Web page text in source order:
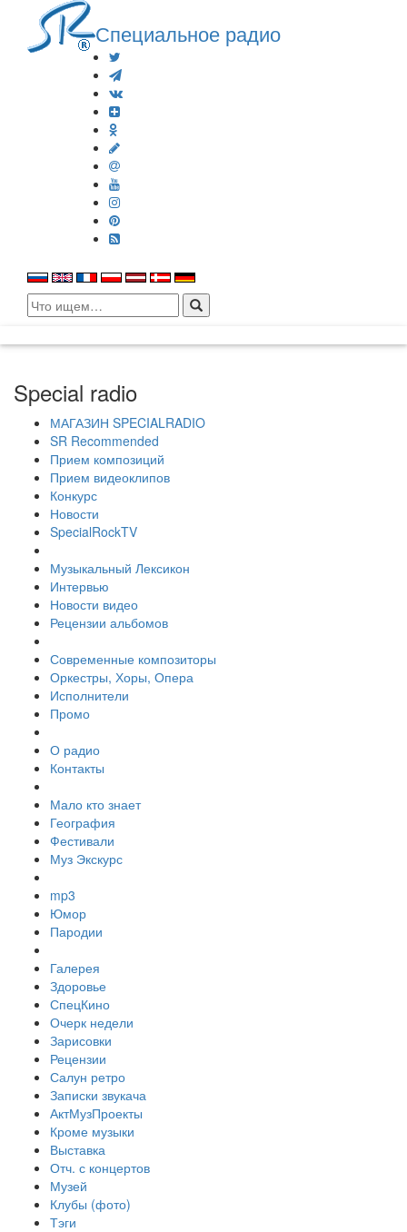
Специальное радио
Search
for:
Special radio
МАГАЗИН SPECIALRADIO
SR Recommended
Прием композиций
Прием видеоклипов
Конкурс
Новости
SpecialRockTV
Музыкальный Лексикон
Интервью
Новости видео
Рецензии альбомов
Современные композиторы
Оркестры, Хоры, Опера
Исполнители
Промо
О радио
Контакты
Мало кто знает
География
Фестивали
Муз Экскурс
mp3
Юмор
Пародии
Галерея
Здоровье
СпецКино
Очерк недели
Зарисовки
Рецензии
Салун ретро
Записки звукача
АктМузПроекты
Кроме музыки
Выставка
Отч. с концертов
Музей
Клубы (фото)
Тэги